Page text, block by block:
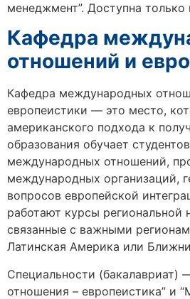
менеджмент”. Доступна
Кафедра
отношений и
Кафедра международных
европеистики — это место,
американского подхода к
образования обучает
международных отношений,
международных организаций,
вопросов европейской
работают курсы региональной
связанные с важными
Латинская Америка или
Специальности
отношения – европеистика” и